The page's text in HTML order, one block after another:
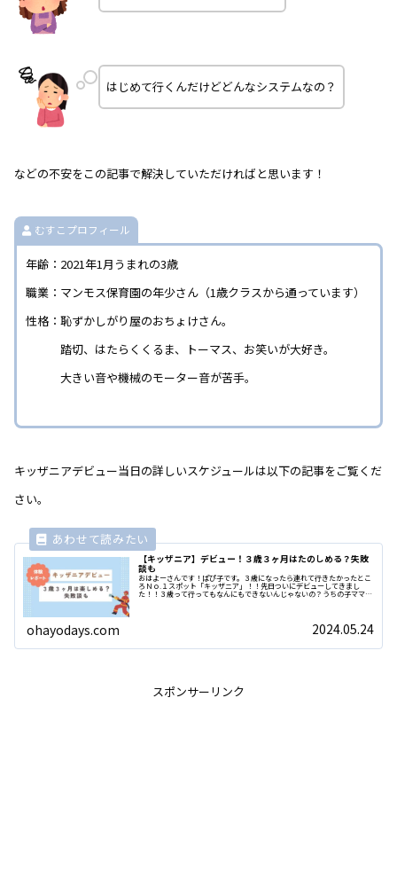
はじめて行くんだけどどんなシステムなの？
などの不安をこの記事で解決していただければと思います！
むすこプロフィール
年齢：2021年1月うまれの3歳
職業：マンモス保育園の年少さん（1歳クラスから通っています）
性格：恥ずかしがり屋のおちょけさん。
踏切、はたらくくるま、トーマス、お笑いが大好き。
大きい音や機械のモーター音が苦手。
キッザニアデビュー当日の詳しいスケジュールは以下の記事をご覧くだ
さい。
【キッザニア】デビュー！３歳３ヶ月はたのしめる？失敗
談も
おはよーさんです！ぱぴ子です。３歳になったら連れて行きたかったとこ
ろＮｏ.１スポット「キッザニア」！！先日ついにデビューしてきまし
た！！３歳って行ってもなんにもできないんじゃないの？うちの子ママっ
ohayodays.com 2024.05.24
スポンサーリンク